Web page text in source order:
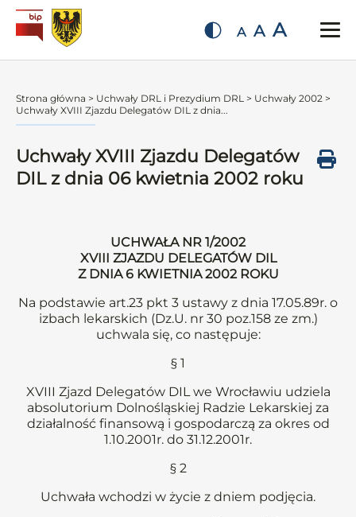
A A A
Strona główna > Uchwały DRL i Prezydium DRL > Uchwały 2002 >
Uchwały XVIII Zjazdu Delegatów DIL z dnia...
Uchwały XVIII Zjazdu Delegatów
DIL z dnia 06 kwietnia 2002 roku
UCHWAŁA NR 1/2002
XVIII ZJAZDU DELEGATÓW DIL
Z DNIA 6 KWIETNIA 2002 ROKU
Na podstawie art.23 pkt 3 ustawy z dnia 17.05.89r. o
izbach lekarskich (Dz.U. nr 30 poz.158 ze zm.)
uchwala się, co następuje:
§ 1
XVIII Zjazd Delegatów DIL we Wrocławiu udziela
absolutorium Dolnośląskiej Radzie Lekarskiej za
działalność finansową i gospodarczą za okres od
1.10.2001r. do 31.12.2001r.
§ 2
Uchwała wchodzi w życie z dniem podjęcia.